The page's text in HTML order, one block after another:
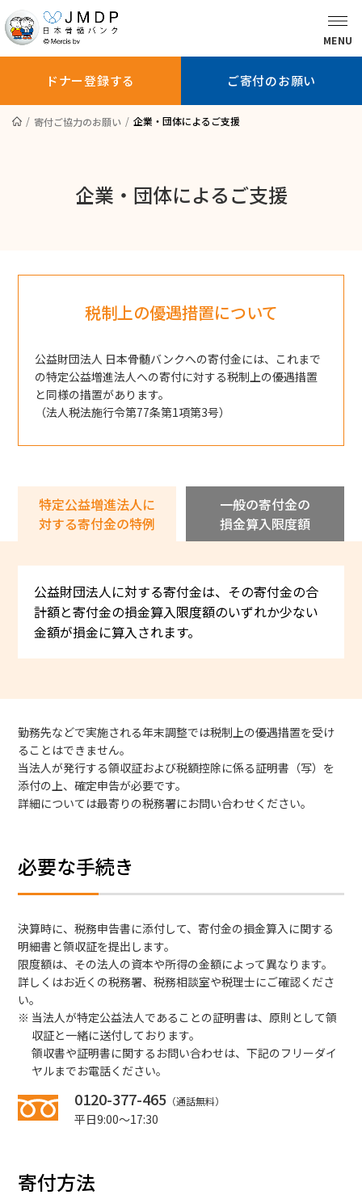
MENU
ドナー登録する ご寄付のお願い
患者さんへ
ボランティア活動
お問い合わせ Q＆A
寄付ご協力のお願い 企業・団体によるご支援
企業・団体によるご支援
税制上の優遇措置について
公益財団法人 日本骨髄バンクへの寄付金には、これまで
の特定公益増進法人への寄付に対する税制上の優遇措置
と同様の措置があります。
（法人税法施行令第77条第1項第3号）
特定公益増進法人に
対する寄付金の特例
一般の寄付金の
損金算入限度額
公益財団法人に対する寄付金は、その寄付金の合
計額と寄付金の損金算入限度額のいずれか少ない
金額が損金に算入されます。
勤務先などで実施される年末調整では税制上の優遇措置を受け
ることはできません。
当法人が発行する領収証および税額控除に係る証明書（写）を
添付の上、確定申告が必要です。
詳細については最寄りの税務署にお問い合わせください。
必要な手続き
決算時に、税務申告書に添付して、寄付金の損金算入に関する
明細書と領収証を提出します。
限度額は、その法人の資本や所得の金額によって異なります。
詳しくはお近くの税務署、税務相談室や税理士にご確認くださ
い。
当法人が特定公益法人であることの証明書は、原則として領
収証と一緒に送付しております。
領収書や証明書に関するお問い合わせは、下記のフリーダイ
ヤルまでお電話ください。
0120-377-465 （通話無料）
平日9:00～17:30
寄付方法